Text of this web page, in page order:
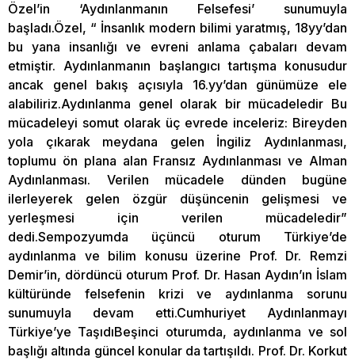
Özel’in ‘Aydınlanmanın Felsefesi’ sunumuyla
başladı.Özel, “ İnsanlık modern bilimi yaratmış, 18yy’dan
bu yana insanlığı ve evreni anlama çabaları devam
etmiştir. Aydınlanmanın başlangıcı tartışma konusudur
ancak genel bakış açısıyla 16.yy’dan günümüze ele
alabiliriz.Aydınlanma genel olarak bir mücadeledir Bu
mücadeleyi somut olarak üç evrede inceleriz: Bireyden
yola çıkarak meydana gelen İngiliz Aydınlanması,
toplumu ön plana alan Fransız Aydınlanması ve Alman
Aydınlanması. Verilen mücadele dünden bugüne
ilerleyerek gelen özgür düşüncenin gelişmesi ve
yerleşmesi için verilen mücadeledir”
dedi.Sempozyumda üçüncü oturum Türkiye’de
aydınlanma ve bilim konusu üzerine Prof. Dr. Remzi
Demir’in, dördüncü oturum Prof. Dr. Hasan Aydın’ın İslam
kültüründe felsefenin krizi ve aydınlanma sorunu
sunumuyla devam etti.Cumhuriyet Aydınlanmayı
Türkiye’ye TaşıdıBeşinci oturumda, aydınlanma ve sol
başlığı altında güncel konular da tartışıldı. Prof. Dr. Korkut